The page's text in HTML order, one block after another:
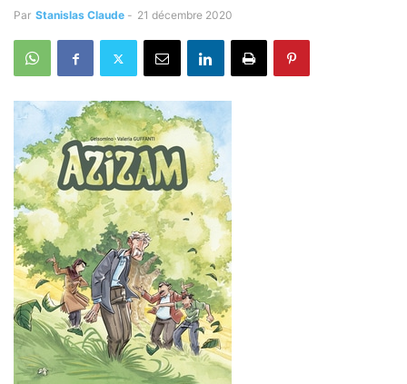
Par Stanislas Claude - 21 décembre 2020